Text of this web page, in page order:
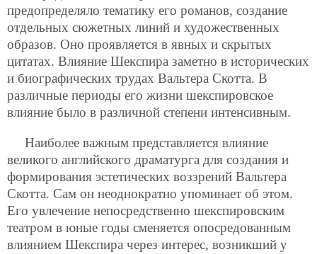
предопределяло тематику его романов, создание
отдельных сюжетных линий и художественных
образов. Оно проявляется в явных и скрытых
цитатах. Влияние Шекспира заметно в исторических
и биографических трудах Вальтера Скотта. В
различные периоды его жизни шекспировское
влияние было в различной степени интенсивным.
Наиболее важным представляется влияние
великого английского драматурга для создания и
формирования эстетических воззрений Вальтера
Скотта. Сам он неоднократно упоминает об этом.
Его увлечение непосредственно шекспировским
театром в юные годы сменяется опосредованным
влиянием Шекспира через интерес, возникший у